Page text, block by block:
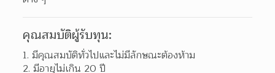
คุณสมบัติผู้รับทุน:
มีคุณสมบัติทั่วไปและไม่มีลักษณะต้องห้าม
มีอายุไม่เกิน 20 ปี